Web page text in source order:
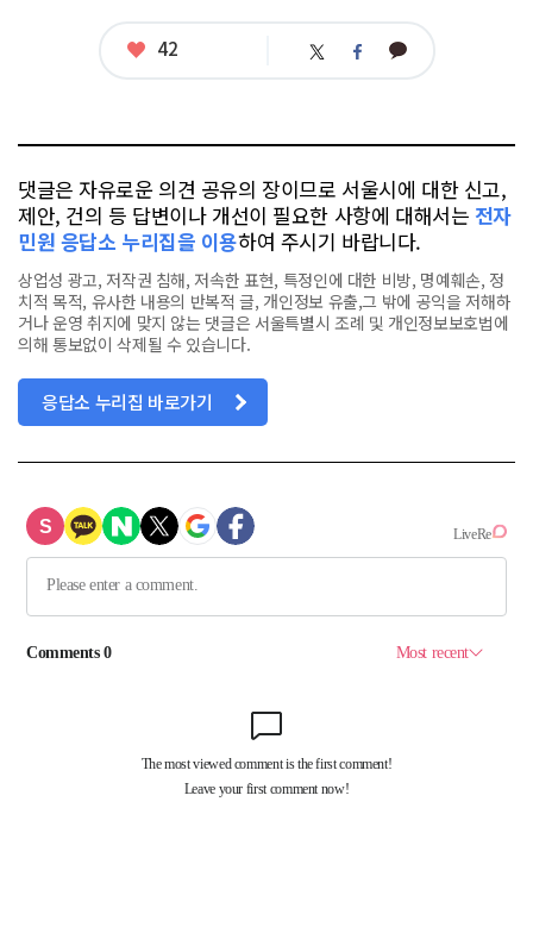
좋
42 트 페 카
댓글은 자유로운 의견 공유의 장이므로 서울시에 대한 신고,
제안, 건의 등 답변이나 개선이 필요한 사항에 대해서는 전자
민원 응답소 누리집을 이용하여 주시기 바랍니다.
상업성 광고, 저작권 침해, 저속한 표현, 특정인에 대한 비방, 명예훼손, 정
치적 목적, 유사한 내용의 반복적 글, 개인정보 유출,그 밖에 공익을 저해하
거나 운영 취지에 맞지 않는 댓글은 서울특별시 조례 및 개인정보보호법에
의해 통보없이 삭제될 수 있습니다.
응답소 누리집 바로가기